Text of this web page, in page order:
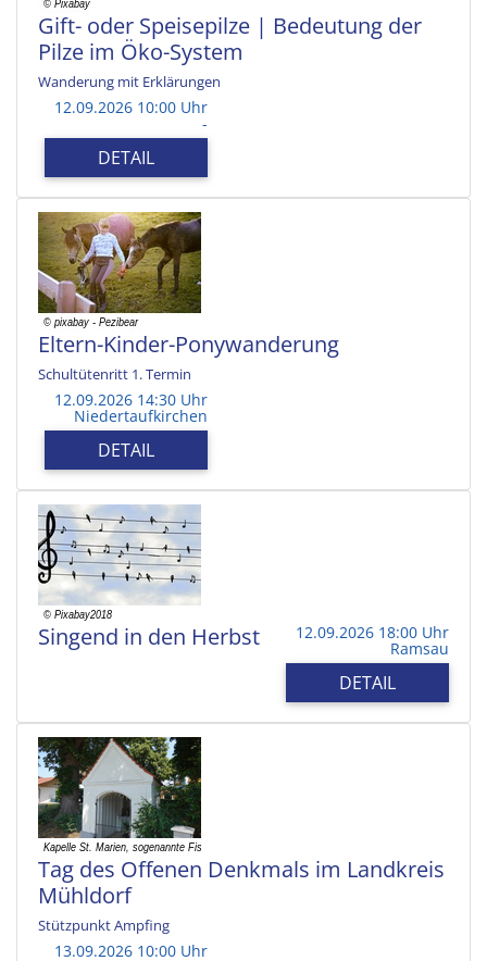
Gift- oder Speisepilze | Bedeutung der
Pilze im Öko-System
Wanderung mit Erklärungen
12.09.2026 10:00 Uhr
-
DETAIL
Eltern-Kinder-Ponywanderung
Schultütenritt 1. Termin
12.09.2026 14:30 Uhr
Niedertaufkirchen
DETAIL
Singend in den Herbst 12.09.2026 18:00 Uhr
Ramsau
DETAIL
Tag des Offenen Denkmals im Landkreis
Mühldorf
Stützpunkt Ampfing
13.09.2026 10:00 Uhr